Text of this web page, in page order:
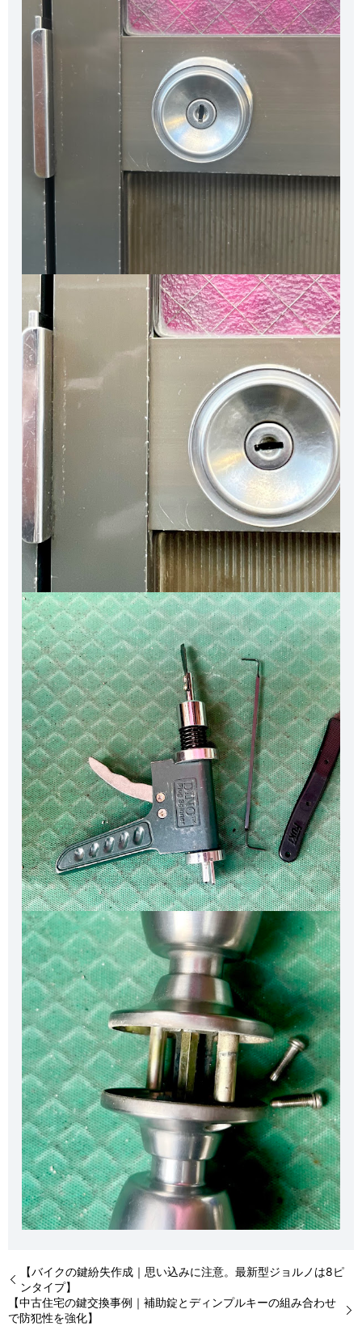
【バイクの鍵紛失作成｜思い込みに注意。最新型ジョルノは8ピ
ンタイプ】
【中古住宅の鍵交換事例｜補助錠とディンプルキーの組み合わせ
で防犯性を強化】